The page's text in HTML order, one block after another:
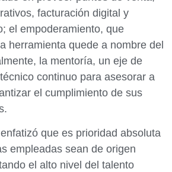
facturación digital y
el empoderamiento, que
herramienta quede a nombre del
la mentoría, un eje de
continuo para asesorar a
el cumplimiento de sus
que es prioridad absoluta
empleadas sean de origen
el alto nivel del talento